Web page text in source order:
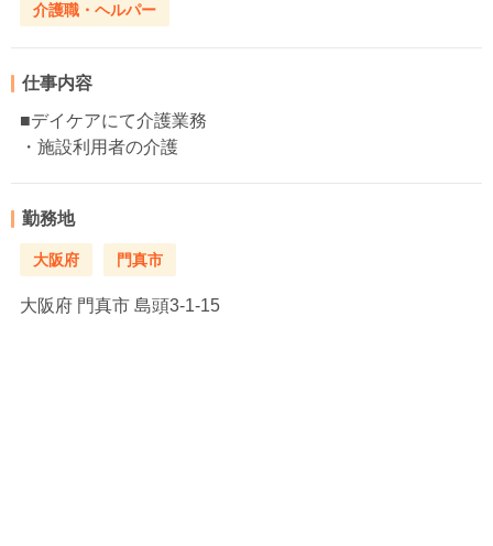
介護職・ヘルパー
仕事内容
■デイケアにて介護業務
・施設利用者の介護
勤務地
大阪府 門真市
大阪府 門真市 島頭3-1-15